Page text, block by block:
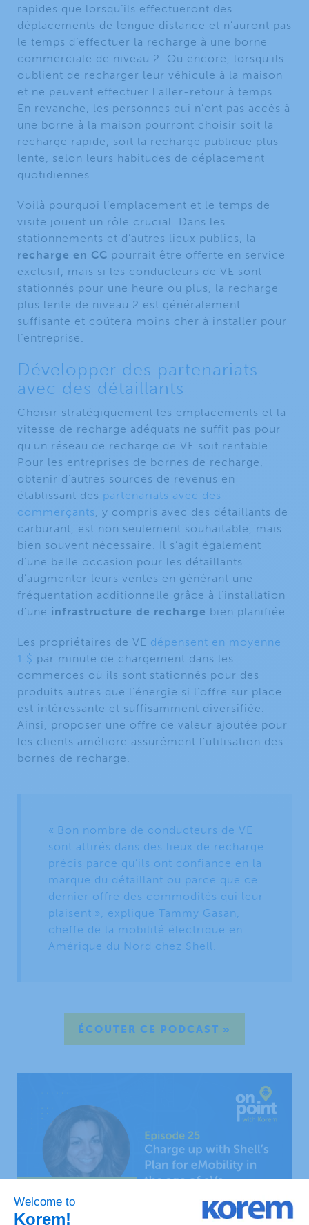
rapides que lorsqu’ils effectueront des
déplacements de longue distance et n’auront pas
le temps d’effectuer la recharge à une borne
commerciale de niveau 2. Ou encore, lorsqu’ils
oublient de recharger leur véhicule à la maison
et ne peuvent effectuer l’aller-retour à temps.
En revanche, les personnes qui n’ont pas accès à
une borne à la maison pourront choisir soit la
recharge rapide, soit la recharge publique plus
lente, selon leurs habitudes de déplacement
quotidiennes.
Voilà pourquoi l’emplacement et le temps de
visite jouent un rôle crucial. Dans les
stationnements et d’autres lieux publics, la
recharge en CC pourrait être offerte en service
exclusif, mais si les conducteurs de VE sont
stationnés pour une heure ou plus, la recharge
plus lente de niveau 2 est généralement
suffisante et coûtera moins cher à installer pour
l’entreprise.
Développer des partenariats
avec des détaillants
Choisir stratégiquement les emplacements et la
vitesse de recharge adéquats ne suffit pas pour
qu’un réseau de recharge de VE soit rentable.
Pour les entreprises de bornes de recharge,
obtenir d’autres sources de revenus en
établissant des partenariats avec des
commerçants, y compris avec des détaillants de
carburant, est non seulement souhaitable, mais
bien souvent nécessaire. Il s’agit également
d’une belle occasion pour les détaillants
d’augmenter leurs ventes en générant une
fréquentation additionnelle grâce à l’installation
d’une infrastructure de recharge bien planifiée.
Les propriétaires de VE dépensent en moyenne
1 $ par minute de chargement dans les
commerces où ils sont stationnés pour des
produits autres que l’énergie si l’offre sur place
est intéressante et suffisamment diversifiée.
Ainsi, proposer une offre de valeur ajoutée pour
les clients améliore assurément l’utilisation des
bornes de recharge.
« Bon nombre de conducteurs de VE
sont attirés dans des lieux de recharge
précis parce qu’ils ont confiance en la
marque du détaillant ou parce que ce
dernier offre des commodités qui leur
plaisent », explique Tammy Gasan,
cheffe de la mobilité électrique en
Amérique du Nord chez Shell.
ÉCOUTER CE PODCAST »